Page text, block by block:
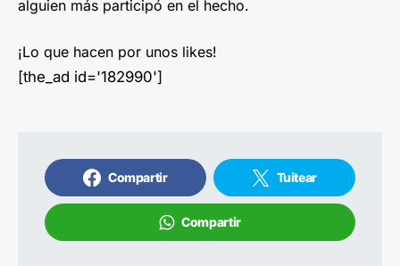
alguien más participó en el hecho.
¡Lo que hacen por unos likes!
[the_ad id='182990']
Compartir Tuitear
Compartir